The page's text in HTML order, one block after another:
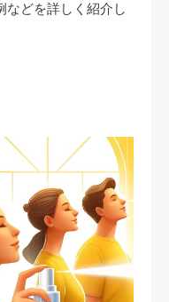
などを詳しく紹介し